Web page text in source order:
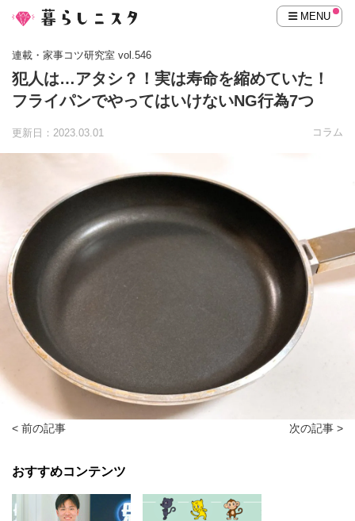
MENU
連載・家事コツ研究室 vol.546
犯人は…アタシ？！実は寿命を縮めていた！
フライパンでやってはいけないNG行為7つ
更新日：2023.03.01 コラム
< 前の記事 次の記事 >
おすすめコンテンツ